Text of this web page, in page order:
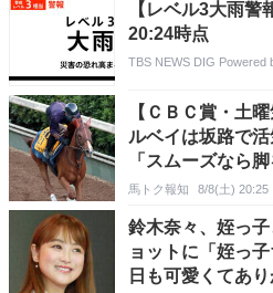
【レベル3大雨
20:24時点
TBS NEWS DIG Powered
【ＣＢＣ賞・土
ルベイは坂路で
「スムーズなら
馬トク報知 8/8(土) 20:25
鈴木奈々、姪っ
ョットに「姪っ
日も可愛くてあ